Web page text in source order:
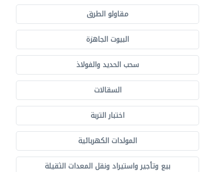
مقاولو الطرق
البيوت الجاهزة
سحب الحديد والفولاذ
السقالات
اختبار التربة
المولدات الكهربائية
بيع وتأجير واستيراد ونقل المعدات الثقيلة